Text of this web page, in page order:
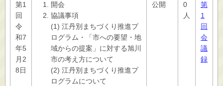
第1
回
令
和7
年5
月2
8日
開会
協議事項
(1) 江丹別まちづくり推進プ
ログラム・「市への要望・地
域からの提案」に対する旭川
市の考え方について
(2) 江丹別まちづくり推進プ
ログラムについて
公開
0
人
第
1
回
会
議
録